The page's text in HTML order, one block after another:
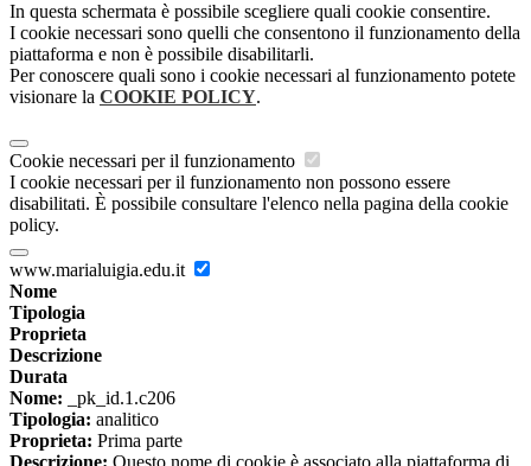
In questa schermata è possibile scegliere quali cookie consentire.
I cookie necessari sono quelli che consentono il funzionamento della
piattaforma e non è possibile disabilitarli.
Per conoscere quali sono i cookie necessari al funzionamento potete
visionare la COOKIE POLICY.
Cookie necessari per il funzionamento
I cookie necessari per il funzionamento non possono essere
disabilitati. È possibile consultare l'elenco nella pagina della cookie
policy.
www.marialuigia.edu.it
Nome
Tipologia
Proprieta
Descrizione
Durata
Nome: _pk_id.1.c206
Tipologia: analitico
Proprieta: Prima parte